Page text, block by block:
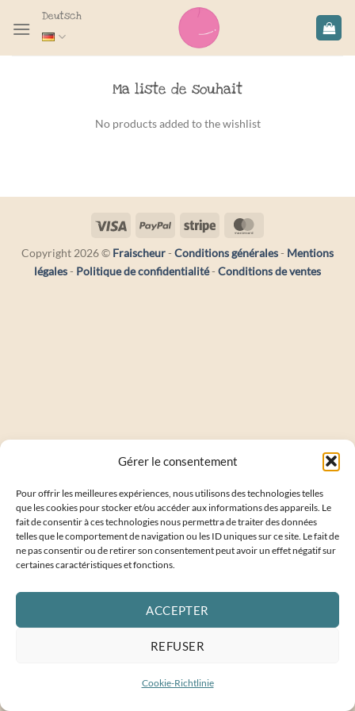
Gérer le consentement
Pour offrir les meilleures expériences, nous utilisons des technologies telles
que les cookies pour stocker et/ou accéder aux informations des appareils. Le
fait de consentir à ces technologies nous permettra de traiter des données
telles que le comportement de navigation ou les ID uniques sur ce site. Le fait de
ne pas consentir ou de retirer son consentement peut avoir un effet négatif sur
certaines caractéristiques et fonctions.
ACCEPTER
REFUSER
Cookie-Richtlinie
Inhalt
Deutsch
Ma liste de souhait
No products added to the wishlist
Copyright 2026 © Fraischeur- Conditions générales- Mentions
légales- Politique de confidentialité- Conditions de ventes